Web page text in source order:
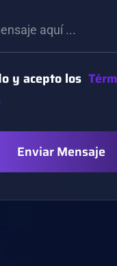
y acepto los
Enviar Mensaje